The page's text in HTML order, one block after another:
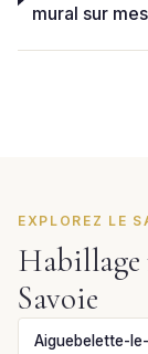
mural sur
EXPLOREZ LE
Habillage
Savoie
Aiguebelette-